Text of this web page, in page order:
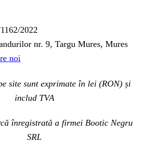
2022
nr. 9, Targu Mures, Mures
noi
site sunt exprimate în lei (RON) și
includ TVA
înregistrată a firmei Bootic Negru
SRL